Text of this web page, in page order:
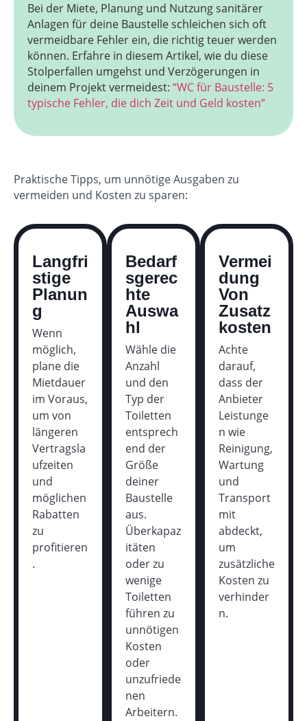
Bei der Miete, Planung und Nutzung sanitärer
Anlagen für deine Baustelle schleichen sich oft
vermeidbare Fehler ein, die richtig teuer werden
können. Erfahre in diesem Artikel, wie du diese
Stolperfallen umgehst und Verzögerungen in
deinem Projekt vermeidest: “WC für Baustelle: 5
typische Fehler, die dich Zeit und Geld kosten”
Praktische Tipps, um unnötige Ausgaben zu
vermeiden und Kosten zu sparen:
Langfri
stige
Planun
g
Wenn
möglich,
plane die
Mietdauer
im Voraus,
um von
längeren
Vertragsla
ufzeiten
und
möglichen
Rabatten
zu
profitieren
.
Bedarf
Sgerec
Hte
Auswa
Hl
Wähle die
Anzahl
und den
Typ der
Toiletten
entsprech
end der
Größe
deiner
Baustelle
aus.
Überkapaz
itäten
oder zu
wenige
Toiletten
führen zu
unnötigen
Kosten
oder
unzufriede
nen
Arbeitern.
Vermei
Dung
Von
Zusatz
Kosten
Achte
darauf,
dass der
Anbieter
Leistunge
n wie
Reinigung,
Wartung
und
Transport
mit
abdeckt,
um
zusätzliche
Kosten zu
verhinder
n.